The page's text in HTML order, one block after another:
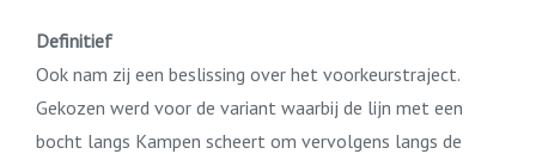
Definitief
Ook nam zij een beslissing over het voorkeurstraject.
Gekozen werd voor de variant waarbij de lijn met een
bocht langs Kampen scheert om vervolgens langs de